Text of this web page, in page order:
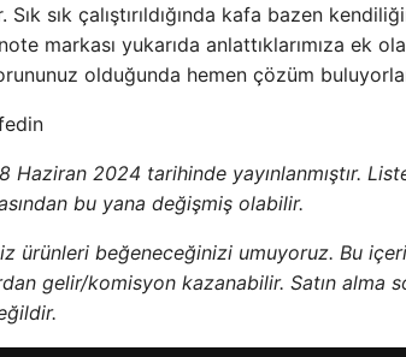
Sık sık çalıştırıldığında kafa bazen
markası yukarıda anlattıklarımıza ek
olduğunda hemen çözüm
Haziran 2024 tarihinde yayınlanmıştır.
bu yana değişmiş olabilir.
ürünleri beğeneceğinizi umuyoruz. Bu
gelir/komisyon kazanabilir. Satın alma